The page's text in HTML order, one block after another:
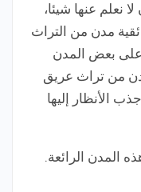
نعلم عنها شيئا،
مدن من التراث
على بعض المدن
من تراث عريق
الأنظار إليها
المدن الرائعة.